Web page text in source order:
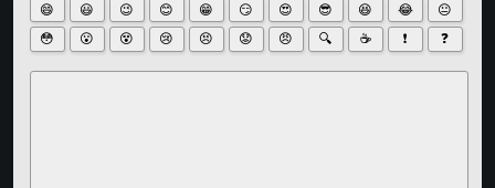
😄 😃 😉 😊 😁 😏 😍 😎 😆 😂
😐
😳
😮 😵 😢 😣 😟 😠 🔍 ☕ ❗ ❓